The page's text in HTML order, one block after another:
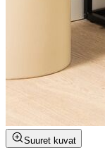
Suuret kuvat